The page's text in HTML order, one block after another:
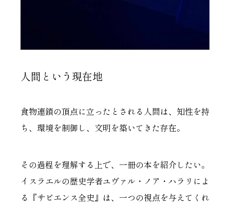
人間という現在地
食物連鎖の頂点に立ったとされる人間は、知性を持
ち、環境を制御し、文明を築いてきた存在。
その過程を理解する上で、一冊の本を紹介したい。
イスラエルの歴史学者ユヴァル・ノア・ハラリによ
る『サピエンス全史』は、一つの視点を与えてくれ